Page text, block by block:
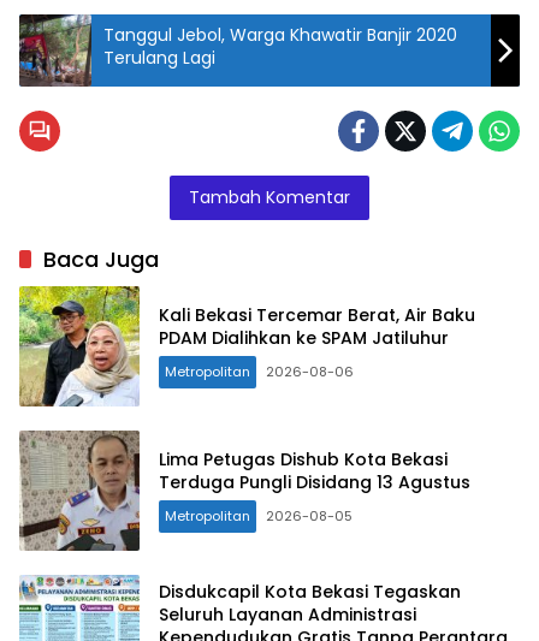
Tanggul Jebol, Warga Khawatir Banjir 2020
Terulang Lagi
Tambah Komentar
Baca Juga
Kali Bekasi Tercemar Berat, Air Baku
PDAM Dialihkan ke SPAM Jatiluhur
Metropolitan 2026-08-06
Lima Petugas Dishub Kota Bekasi
Terduga Pungli Disidang 13 Agustus
Metropolitan 2026-08-05
Disdukcapil Kota Bekasi Tegaskan
Seluruh Layanan Administrasi